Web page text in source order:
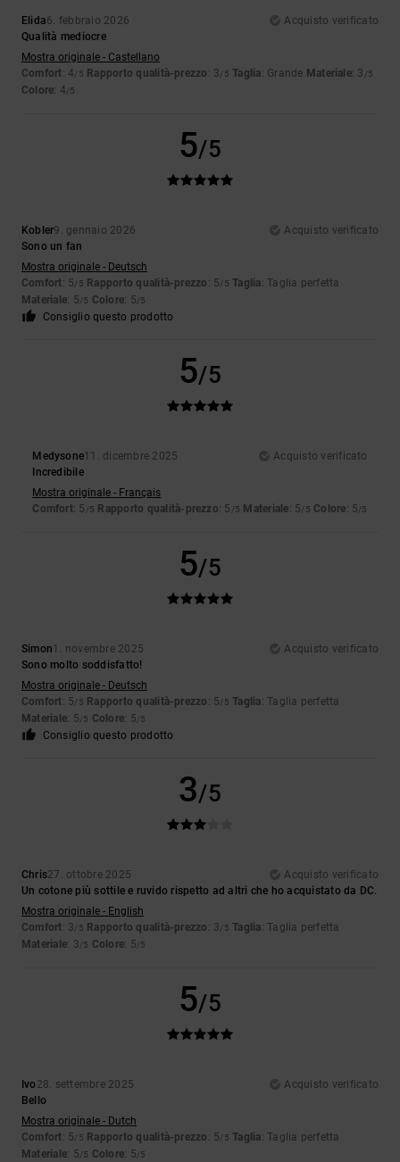
Elida6. febbraio 2026
Acquisto verificato
Qualità mediocre
Mostra originale - Castellano
Comfort: 4/5 Rapporto qualità-prezzo : 3/5 Taglia: Grande Materiale: 3 /5
Colore: 4/5
5/5
Kobler9. gennaio 2026
Acquisto verificato
Sono un fan
Mostra originale - Deutsch
Comfort: 5/5 Rapporto qualità-prezzo : 5/5 Taglia: Taglia perfetta
Materiale: 5/5 Colore: 5/5
Consiglio questo prodotto
5/5
Medysone11. dicembre 2025
Acquisto verificato
Incredibile
Mostra originale - Français
Comfort: 5 /5 Rapporto qualità-prezzo: 5 /5 Materiale: 5/5 Colore: 5/5
5/5
Simon1. novembre 2025
Acquisto verificato
Sono molto soddisfatto!
Mostra originale - Deutsch
Comfort: 5/5 Rapporto qualità-prezzo : 5/5 Taglia: Taglia perfetta
Materiale: 5/5 Colore: 5/5
Consiglio questo prodotto
3/5
Chris27. ottobre 2025
Acquisto verificato
Un cotone più sottile e ruvido rispetto ad altri che ho acquistato da DC.
Mostra originale - English
Comfort: 3/5 Rapporto qualità-prezzo : 3/5 Taglia: Taglia perfetta
Materiale: 3/5 Colore: 5/5
5/5
Ivo28. settembre 2025
Acquisto verificato
Bello
Mostra originale - Dutch
Comfort: 5/5 Rapporto qualità-prezzo : 5/5 Taglia: Taglia perfetta
Materiale: 5/5 Colore: 5/5